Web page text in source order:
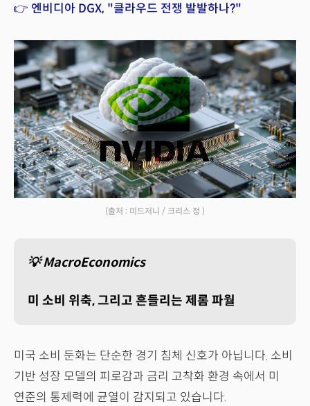
👉 엔비디아 DGX, "클라우드 전쟁 발발하나?"
(출처 : 미드저니 / 크리스 정 )
💡 MacroEconomics
미 소비 위축, 그리고 흔들리는 제롬 파월
미국 소비 둔화는 단순한 경기 침체 신호가 아닙니다. 소비
기반 성장 모델의 피로감과 금리 고착화 환경 속에서 미
연준의 통제력에 균열이 감지되고 있습니다.